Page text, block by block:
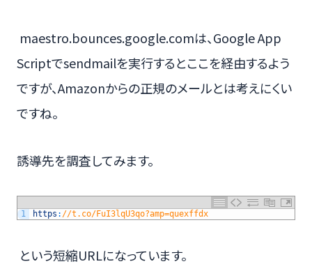
maestro.bounces.google.comは、Google App
Scriptでsendmailを実行するとここを経由するよう
ですが、Amazonからの正規のメールとは考えにくい
ですね。
誘導先を調査してみます。
1 https : //t.co/FuI3lqU3qo?amp=quexffdx
という短縮URLになっています。